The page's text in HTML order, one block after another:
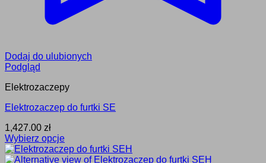
Dodaj do ulubionych
Podgląd
Elektrozaczepy
Elektrozaczep do furtki SE
1,427.00 zł
Wybierz opcje
Ten
produkt